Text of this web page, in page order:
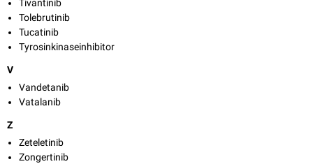
Tivantinib
Tolebrutinib
Tucatinib
Tyrosinkinaseinhibitor
V
Vandetanib
Vatalanib
Z
Zeteletinib
Zongertinib